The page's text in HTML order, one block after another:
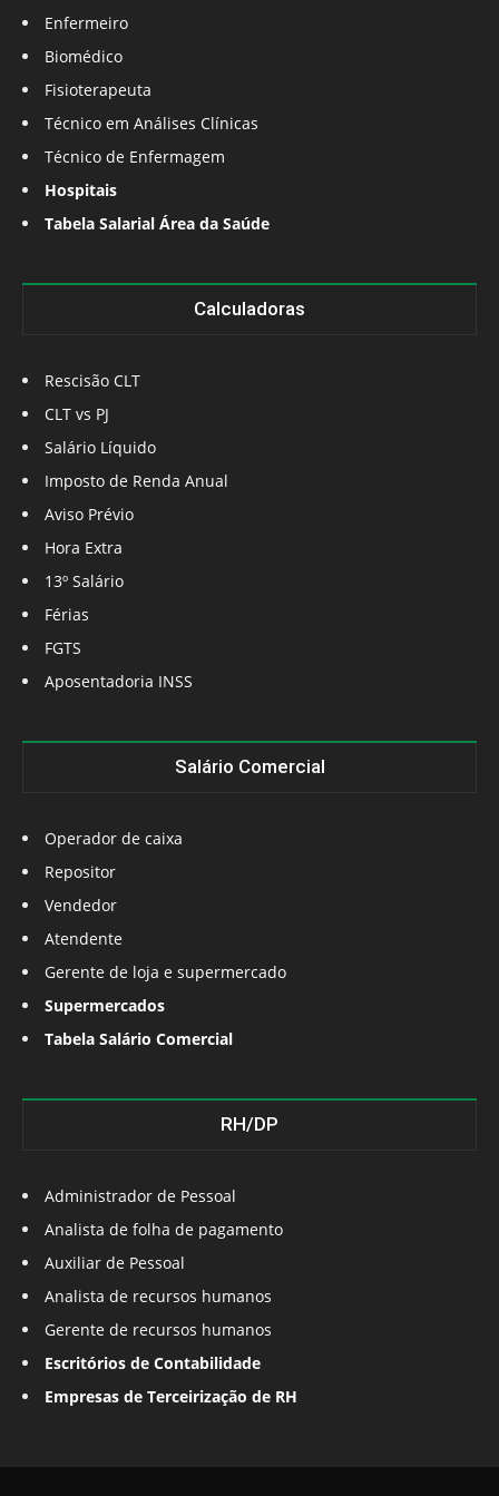
Enfermeiro
Biomédico
Fisioterapeuta
Técnico em Análises Clínicas
Técnico de Enfermagem
Hospitais
Tabela Salarial Área da Saúde
Calculadoras
Rescisão CLT
CLT vs PJ
Salário Líquido
Imposto de Renda Anual
Aviso Prévio
Hora Extra
13º Salário
Férias
FGTS
Aposentadoria INSS
Salário Comercial
Operador de caixa
Repositor
Vendedor
Atendente
Gerente de loja e supermercado
Supermercados
Tabela Salário Comercial
RH/DP
Administrador de Pessoal
Analista de folha de pagamento
Auxiliar de Pessoal
Analista de recursos humanos
Gerente de recursos humanos
Escritórios de Contabilidade
Empresas de Terceirização de RH